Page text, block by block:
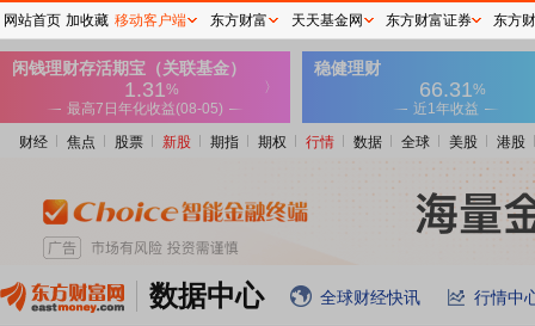
财经 焦点 股票 新股 期指 期权 行情 数据 全球 美股 港股
数据中心 全球财经快讯 行情中
网站首页 加收藏 移动客户端 东方财富 天天基金网 东方财富证券 东方